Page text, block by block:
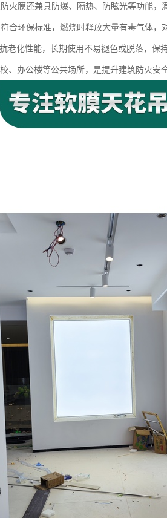
火膜还兼具防爆、隔热、防眩光等功能，
合环保标准，燃烧时释放大量有毒气体，
老化性能，长期使用不易褪色或脱落，保
、办公楼等公共场所，是提升建筑防火安